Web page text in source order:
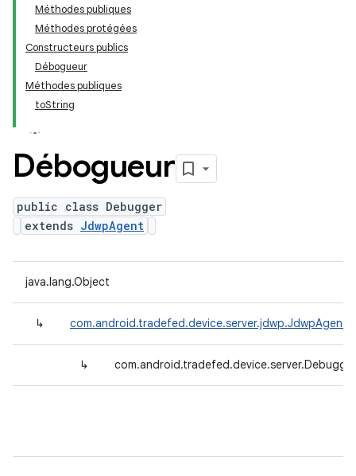
Méthodes publiques
Méthodes protégées
Constructeurs publics
Débogueur
Méthodes publiques
toString
Débogueur
public class Debugger
extends JdwpAgent
java.lang.Object
↳ com.android.tradefed.device.server.jdwp.JdwpAgent
↳ com.android.tradefed.device.server.Debugger